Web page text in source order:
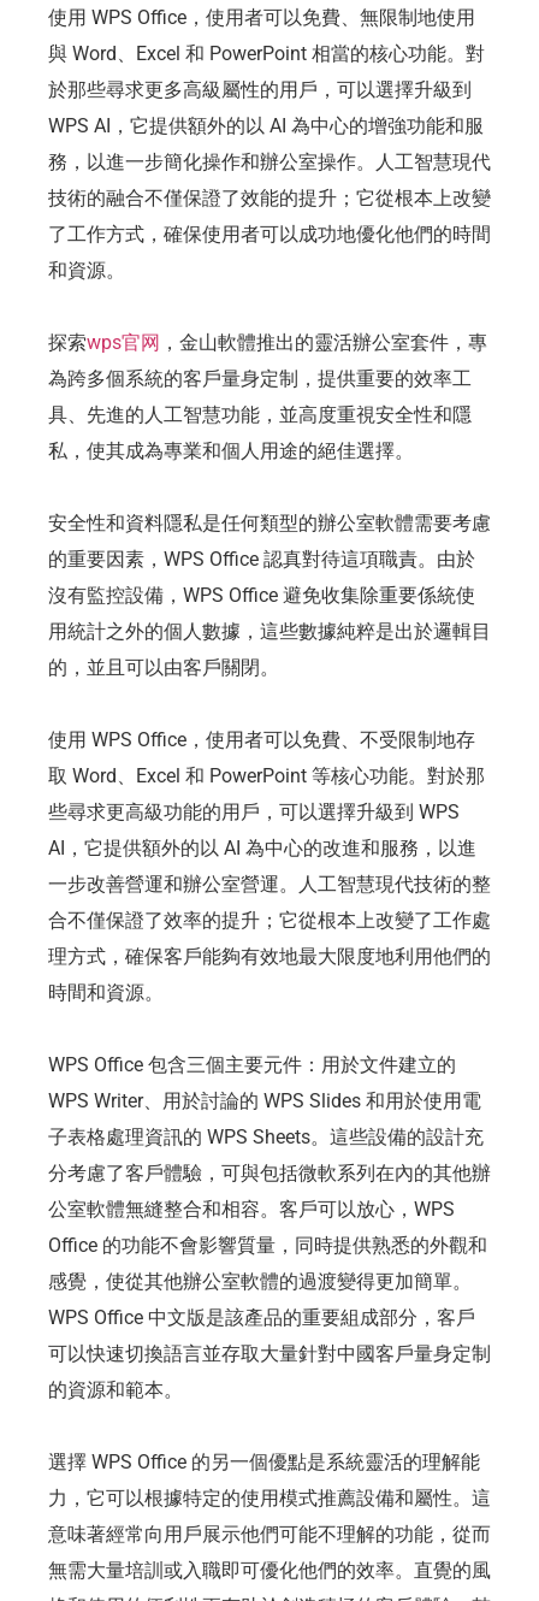
使用 WPS Office，使用者可以免費、無限制地使用
與 Word、Excel 和 PowerPoint 相當的核心功能。對
於那些尋求更多高級屬性的用戶，可以選擇升級到
WPS AI，它提供額外的以 AI 為中心的增強功能和服
務，以進一步簡化操作和辦公室操作。人工智慧現代
技術的融合不僅保證了效能的提升；它從根本上改變
了工作方式，確保使用者可以成功地優化他們的時間
和資源。
探索wps官网 ，金山軟體推出的靈活辦公室套件，專
為跨多個系統的客戶量身定制，提供重要的效率工
具、先進的人工智慧功能，並高度重視安全性和隱
私，使其成為專業和個人用途的絕佳選擇。
安全性和資料隱私是任何類型的辦公室軟體需要考慮
的重要因素，WPS Office 認真對待這項職責。由於
沒有監控設備，WPS Office 避免收集除重要係統使
用統計之外的個人數據，這些數據純粹是出於邏輯目
的，並且可以由客戶關閉。
使用 WPS Office，使用者可以免費、不受限制地存
取 Word、Excel 和 PowerPoint 等核心功能。對於那
些尋求更高級功能的用戶，可以選擇升級到 WPS
AI，它提供額外的以 AI 為中心的改進和服務，以進
一步改善營運和辦公室營運。人工智慧現代技術的整
合不僅保證了效率的提升；它從根本上改變了工作處
理方式，確保客戶能夠有效地最大限度地利用他們的
時間和資源。
WPS Office 包含三個主要元件：用於文件建立的
WPS Writer、用於討論的 WPS Slides 和用於使用電
子表格處理資訊的 WPS Sheets。這些設備的設計充
分考慮了客戶體驗，可與包括微軟系列在內的其他辦
公室軟體無縫整合和相容。客戶可以放心，WPS
Office 的功能不會影響質量，同時提供熟悉的外觀和
感覺，使從其他辦公室軟體的過渡變得更加簡單。
WPS Office 中文版是該產品的重要組成部分，客戶
可以快速切換語言並存取大量針對中國客戶量身定制
的資源和範本。
選擇 WPS Office 的另一個優點是系統靈活的理解能
力，它可以根據特定的使用模式推薦設備和屬性。這
意味著經常向用戶展示他們可能不理解的功能，從而
無需大量培訓或入職即可優化他們的效率。直覺的風